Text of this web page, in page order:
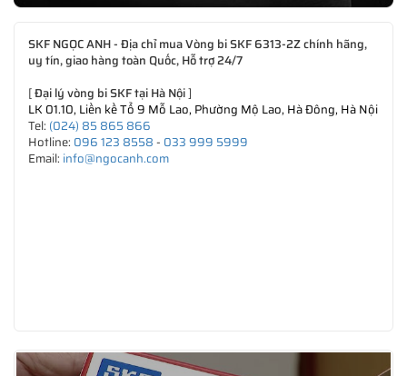
SKF NGỌC ANH - Địa chỉ mua Vòng bi SKF 6313-2Z chính hãng,
uy tín, giao hàng toàn Quốc, Hỗ trợ 24/7
[Đại lý vòng bi SKF tại Hà Nội]
LK 01.10, Liền kề Tổ 9 Mỗ Lao, Phường Mộ Lao, Hà Đông, Hà Nội
Tel: (024) 85 865 866
Hotline: 096 123 8558- 033 999 5999
Email: info@ngocanh.com